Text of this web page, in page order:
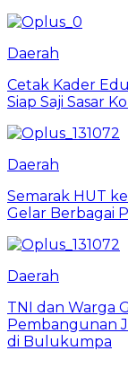
Daerah
Cetak Kader
Siap Saji Sasar
Daerah
Semarak HUT
Gelar Berbagai
Daerah
TNI dan Warga
Pembangunan
di Bulukumpa